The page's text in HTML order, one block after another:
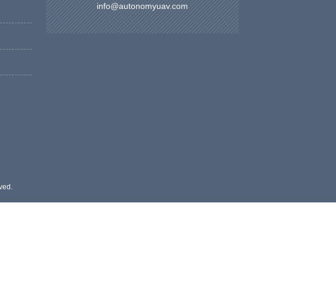
info@autonomyuav.com